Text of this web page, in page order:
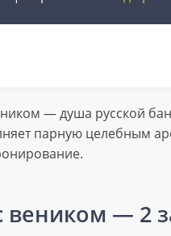
— душа русской
парную целебным
веником — 2